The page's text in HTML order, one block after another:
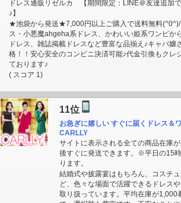
ドレス通販リゼルカ 【期間限定：LINE＠友達追加
♪】
★池袋から発送★7,000円以上ご購入で送料無料
ス・小悪魔ahgeha系ドレス、かわいい姫系ワンピか
ドレス、雑誌掲載ドレスなど豊富な品揃え♪キャバ嬢
格！！安心安全のコンビニ決済可能♪代金引換もクレ
ております♪
( スコア 1)
11位
お急ぎに嬉しい すぐに届くドレス＆
CARLLY
サイトに表示される全ての商品在庫
後すぐに発送できます。※平日の15
ります。
結婚式や披露宴はもちろん、コスチ
ど、色々な場面で活躍できるドレス
取り扱っています。平均在庫が1,000